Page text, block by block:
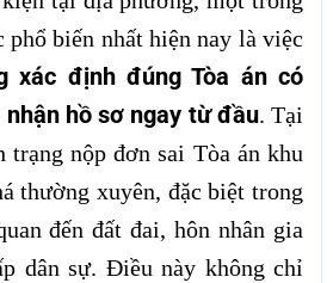
phổ biến nhất hiện nay là việc
xác định đúng Tòa án có
hồ sơ ngay từ đầu. Tại
nộp đơn sai Tòa án khu
thường xuyên, đặc biệt trong
đến đất đai, hôn nhân gia
dân sự. Điều này không chỉ